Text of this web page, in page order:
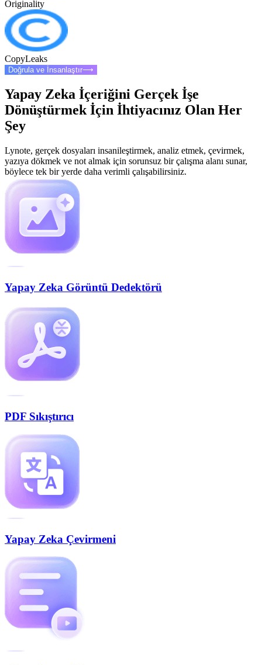
Originality
CopyLeaks
Doğrula ve İnsanlaştır⟶
Yapay Zeka İçeriğini Gerçek İşe
Dönüştürmek İçin İhtiyacınız Olan Her
Şey
Lynote, gerçek dosyaları insanileştirmek, analiz etmek, çevirmek,
yazıya dökmek ve not almak için sorunsuz bir çalışma alanı sunar,
böylece tek bir yerde daha verimli çalışabilirsiniz.
Yapay Zeka Görüntü Dedektörü
PDF Sıkıştırıcı
Yapay Zeka Çevirmeni